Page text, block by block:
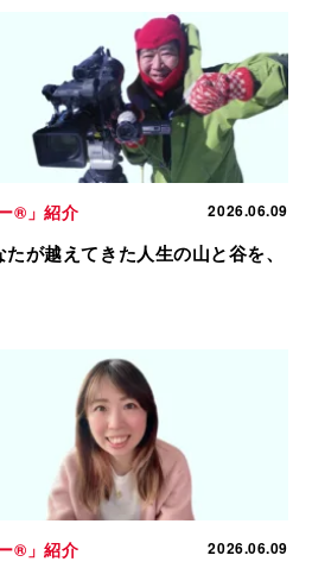
®」紹介 2026.06.09
が越えてきた人生の山と谷を、
®」紹介 2026.06.09